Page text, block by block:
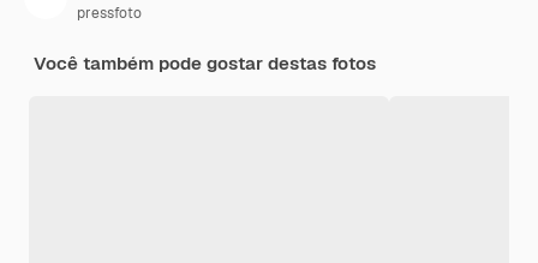
pressfoto
Você também pode gostar destas fotos